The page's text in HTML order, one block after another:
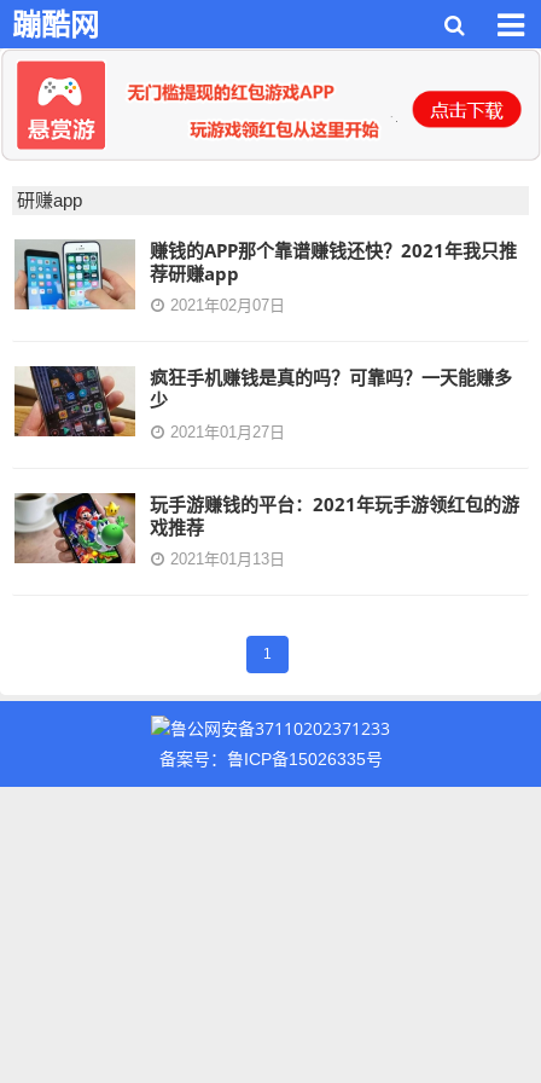
蹦酷网
研赚app
赚钱的APP那个靠谱赚钱还快？2021年我只推
荐研赚app
2021年02月07日
疯狂手机赚钱是真的吗？可靠吗？一天能赚多
少
2021年01月27日
玩手游赚钱的平台：2021年玩手游领红包的游
戏推荐
2021年01月13日
1
鲁公网安备37110202371233
备案号：鲁ICP备15026335号